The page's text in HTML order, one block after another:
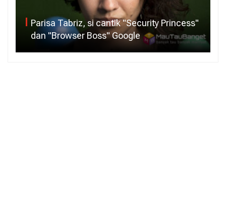
Parisa Tabriz, si cantik "Security Princess"
dan "Browser Boss" Google